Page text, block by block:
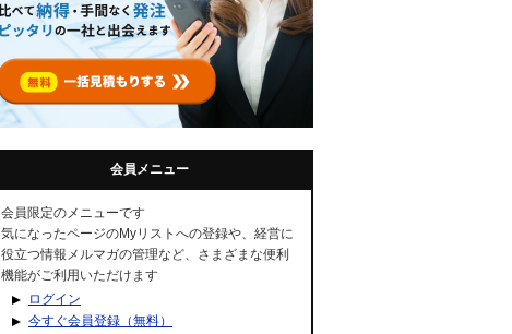
会員メニュー
会員限定のメニューです
気になったページのMyリストへの登録や、経営に
役立つ情報メルマガの管理など、さまざまな便利
機能がご利用いただけます
ログイン
今すぐ会員登録（無料）